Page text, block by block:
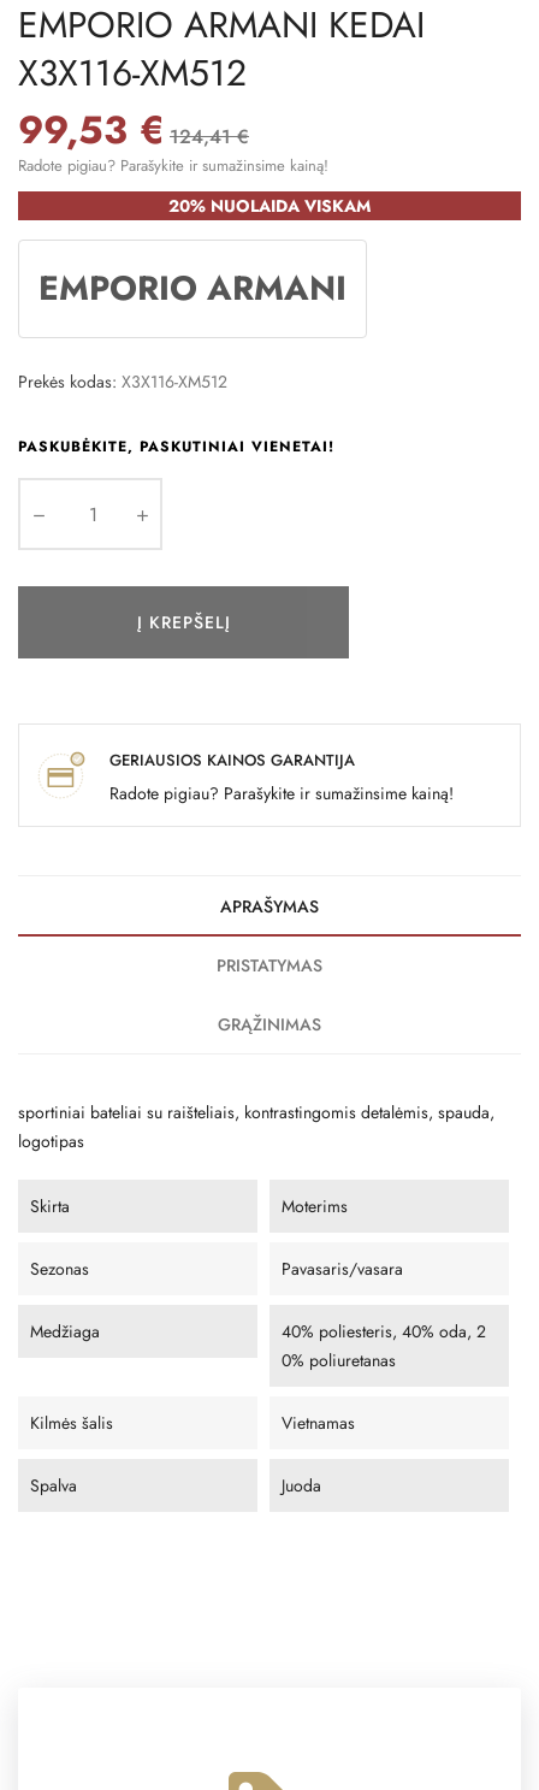
EMPORIO ARMANI KEDAI
X3X116-XM512
99,53 € 124,41 €
Radote pigiau? Parašykite ir sumažinsime kainą!
20% NUOLAIDA VISKAM
EMPORIO ARMANI
Prekės kodas: X3X116-XM512
PASKUBĖKITE, PASKUTINIAI VIENETAI!
Į KREPŠELĮ
GERIAUSIOS KAINOS GARANTIJA
Radote pigiau? Parašykite ir sumažinsime kainą!
APRAŠYMAS
PRISTATYMAS
GRĄŽINIMAS
sportiniai bateliai su raišteliais, kontrastingomis detalėmis, spauda, ​​
logotipas
Skirta Moterims
Sezonas Pavasaris/vasara
Medžiaga
40% poliesteris, 40% oda, 2
0% poliuretanas
Kilmės šalis Vietnamas
Spalva Juoda